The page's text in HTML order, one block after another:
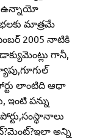
ఉన్నాయో
మాత్రమే
2005 నాటికి
గానీ,
లాంటిది ఆధా
ఇంటి పన్ను
అన్ని